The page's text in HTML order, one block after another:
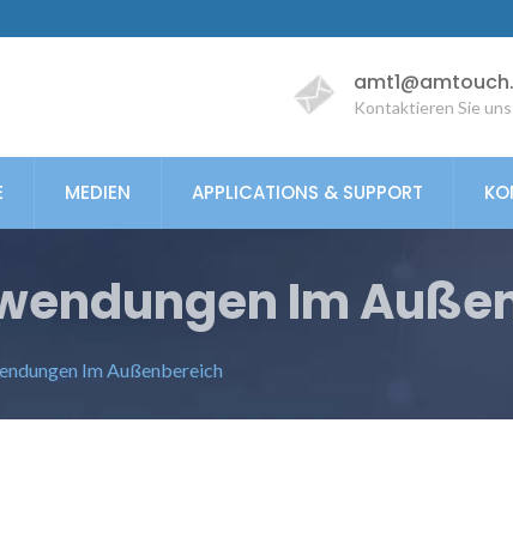
Kontaktieren Sie uns
MEDIEN APPLICATIONS & SUPPORT
Im
Im Außenbereich